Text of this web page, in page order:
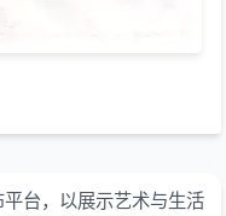
台，以展示艺术与生活